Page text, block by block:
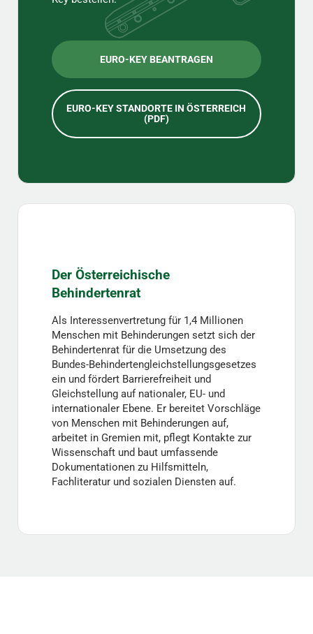
EURO-KEY BEANTRAGEN
EURO-KEY STANDORTE IN ÖSTERREICH
(PDF)
Der Österreichische
Behindertenrat
Als Interessenvertretung für 1,4 Millionen
Menschen mit Behinderungen setzt sich der
Behindertenrat für die Umsetzung des
Bundes-Behindertengleichstellungsgesetzes
ein und fördert Barrierefreiheit und
Gleichstellung auf nationaler, EU- und
internationaler Ebene. Er bereitet Vorschläge
von Menschen mit Behinderungen auf,
arbeitet in Gremien mit, pflegt Kontakte zur
Wissenschaft und baut umfassende
Dokumentationen zu Hilfsmitteln,
Fachliteratur und sozialen Diensten auf.